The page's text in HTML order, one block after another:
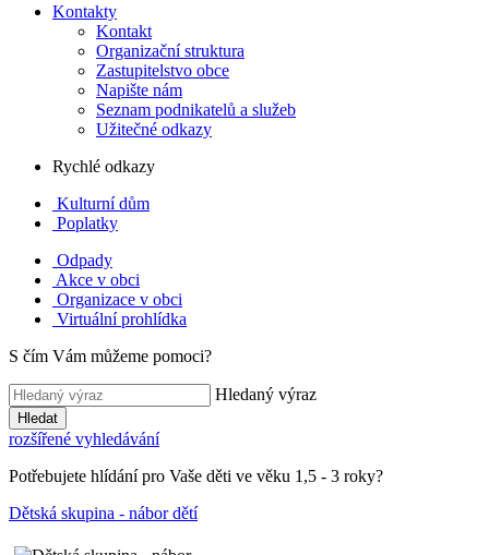
Kontakty
Kontakt
Organizační struktura
Zastupitelstvo obce
Napište nám
Seznam podnikatelů a služeb
Užitečné odkazy
Rychlé odkazy
Kulturní dům
Poplatky
Odpady
Akce v obci
Organizace v obci
Virtuální prohlídka
S čím Vám můžeme pomoci?
Hledaný výraz
Hledat
rozšířené vyhledávání
Potřebujete hlídání pro Vaše děti ve věku 1,5 - 3 roky?
Dětská skupina - nábor dětí